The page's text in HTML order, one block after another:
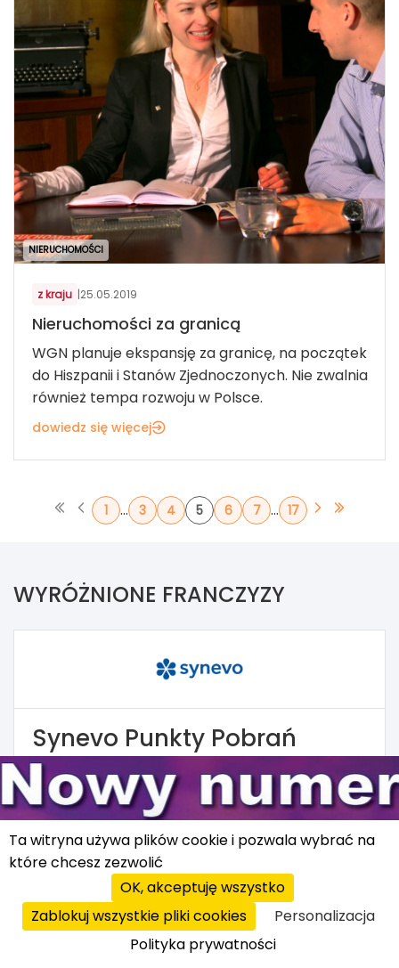
NIERUCHOMOŚCI
z kraju |25.05.2019
Nieruchomości za granicą
WGN planuje ekspansję za granicę, na początek
do Hiszpanii i Stanów Zjednoczonych. Nie zwalnia
również tempa rozwoju w Polsce.
dowiedz się więcej
1 ... 3 4 5 6 7 ... 17
WYRÓŻNIONE FRANCZYZY
Synevo Punkty Pobrań
Punkty pobrań badań
labolatoryjnych
100 000 zł
Ta witryna używa plików cookie i pozwala wybrać na
które chcesz zezwolić
OK, akceptuję wszystko
Zablokuj wszystkie pliki cookies
Personalizacja
Polityka prywatności